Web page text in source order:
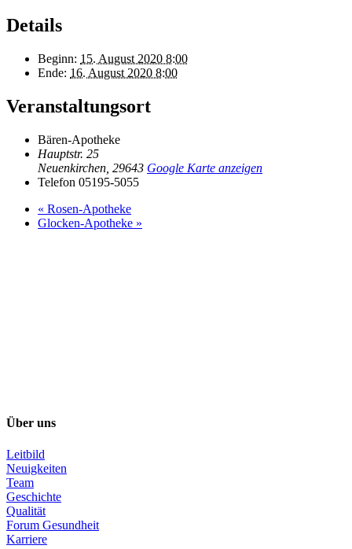
Details
Beginn: 15. August 2020 8:00
Ende: 16. August 2020 8:00
Veranstaltungsort
Bären-Apotheke
Hauptstr. 25
Neuenkirchen 29643 Google Karte anzeigen
Telefon 05195-5055
« Rosen-Apotheke
Glocken-Apotheke »
Über uns
Leitbild
Neuigkeiten
Team
Geschichte
Qualität
Forum Gesundheit
Karriere